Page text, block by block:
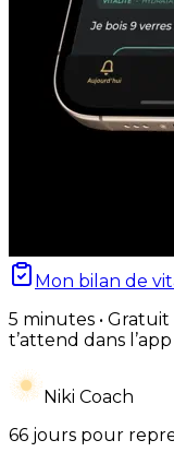
Mon bilan de
5 minutes •
t’attend dans l’app
Niki Coach
66 jours pour